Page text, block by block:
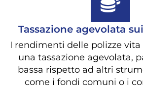
Tassazione agevolata
I rendimenti delle polizze vita
una tassazione agevolata,
bassa rispetto ad altri
come i fondi comuni o i